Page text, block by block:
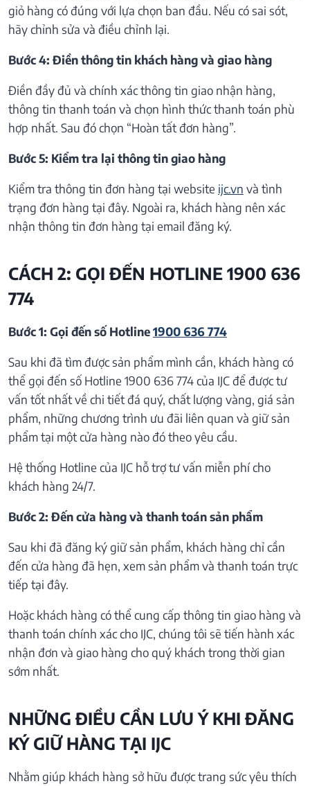
giỏ hàng có đúng với lựa chọn ban đầu. Nếu có sai sót,
hãy chỉnh sửa và điều chỉnh lại.
Bước 4: Điền thông tin khách hàng và giao hàng
Điền đầy đủ và chính xác thông tin giao nhận hàng,
thông tin thanh toán và chọn hình thức thanh toán phù
hợp nhất. Sau đó chọn “Hoàn tất đơn hàng”.
Bước 5: Kiểm tra lại thông tin giao hàng
Kiểm tra thông tin đơn hàng tại website ijc.vn và tình
trạng đơn hàng tại đây. Ngoài ra, khách hàng nên xác
nhận thông tin đơn hàng tại email đăng ký.
CÁCH 2: GỌI ĐẾN HOTLINE 1900 636
774
Bước 1: Gọi đến số Hotline1900 636 774
Sau khi đã tìm được sản phẩm mình cần, khách hàng có
thể gọi đến số Hotline 1900 636 774 của IJC để được tư
vấn tốt nhất về chi tiết đá quý, chất lượng vàng, giá sản
phẩm, những chương trình ưu đãi liên quan và giữ sản
phẩm tại một cửa hàng nào đó theo yêu cầu.
Hệ thống Hotline của IJC hỗ trợ tư vấn miễn phí cho
khách hàng 24/7.
Bước 2: Đến cửa hàng và thanh toán sản phẩm
Sau khi đã đăng ký giữ sản phẩm, khách hàng chỉ cần
đến cửa hàng đã hẹn, xem sản phẩm và thanh toán trực
tiếp tại đây.
Hoặc khách hàng có thể cung cấp thông tin giao hàng và
thanh toán chính xác cho IJC, chúng tôi sẽ tiến hành xác
nhận đơn và giao hàng cho quý khách trong thời gian
sớm nhất.
NHỮNG ĐIỀU CẦN LƯU Ý KHI ĐĂNG
KÝ GIỮ HÀNG TẠI IJC
Nhằm giúp khách hàng sở hữu được trang sức yêu thích